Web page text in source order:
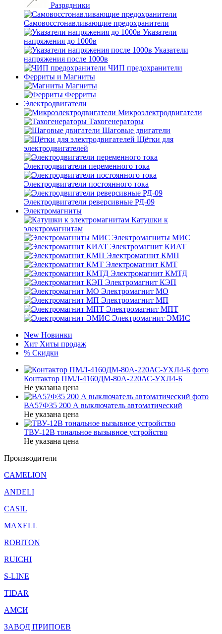
Разрядники
Самовосстонавливающие предохранители
Указатели
напряжения до 1000в
Указатели
напряжения после 1000в
ЧИП предохранители
Ферриты и Магниты
Магниты
Ферриты
Электродвигатели
Микроэлектродвигатели
Тахогенераторы
Шаговые двигатели
Щётки для
электродвигателей
Электродвигатели переменного тока
Электродвигатели постоянного тока
Электродвигатели реверсивные РД-09
Электромагниты
Катушки к
электромагнитам
Электромагниты МИС
Электромагнит КИАТ
Электромагнит КМП
Электромагнит КМТ
Электромагнит КМТД
Электромагнит КЭП
Электромагнит МО
Электромагнит МП
Электромагнит МПТ
Электромагнит ЭМИС
New Новинки
Хит Хиты продаж
% Скидки
Контактор ПМЛ-4160ДМ-80А-220АС-УХЛ4-Б
Не указана цена
ВА57Ф35 200 А выключатель автоматический
Не указана цена
ТВУ-12В тональное вызывное устройство
Не указана цена
Производители
CAMELION
ANDELI
CASIL
MAXELL
ROBITON
RUICHI
S-LINE
TIDAR
АМСИ
ЗАВОД ПРИПОЕВ